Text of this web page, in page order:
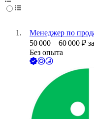
Менеджер по
50 000 – 60 000 ₽
Без опыта